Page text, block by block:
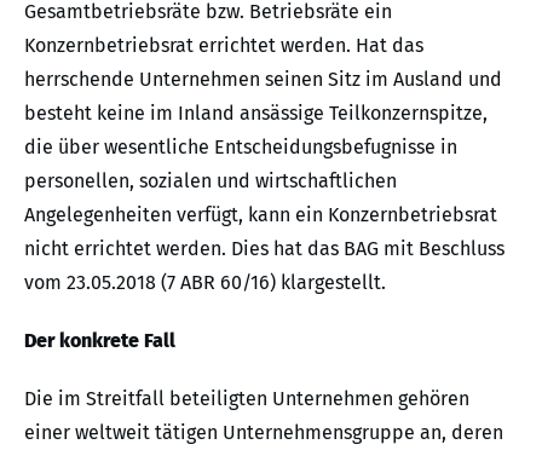
Gesamtbetriebsräte bzw. Betriebsräte ein
Konzernbetriebsrat errichtet werden. Hat das
herrschende Unternehmen seinen Sitz im Ausland und
besteht keine im Inland ansässige Teilkonzernspitze,
die über wesentliche Entscheidungsbefugnisse in
personellen, sozialen und wirtschaftlichen
Angelegenheiten verfügt, kann ein Konzernbetriebsrat
nicht errichtet werden. Dies hat das BAG mit Beschluss
vom 23.05.2018 (7 ABR 60/16) klargestellt.
Der konkrete Fall
Die im Streitfall beteiligten Unternehmen gehören
einer weltweit tätigen Unternehmensgruppe an, deren